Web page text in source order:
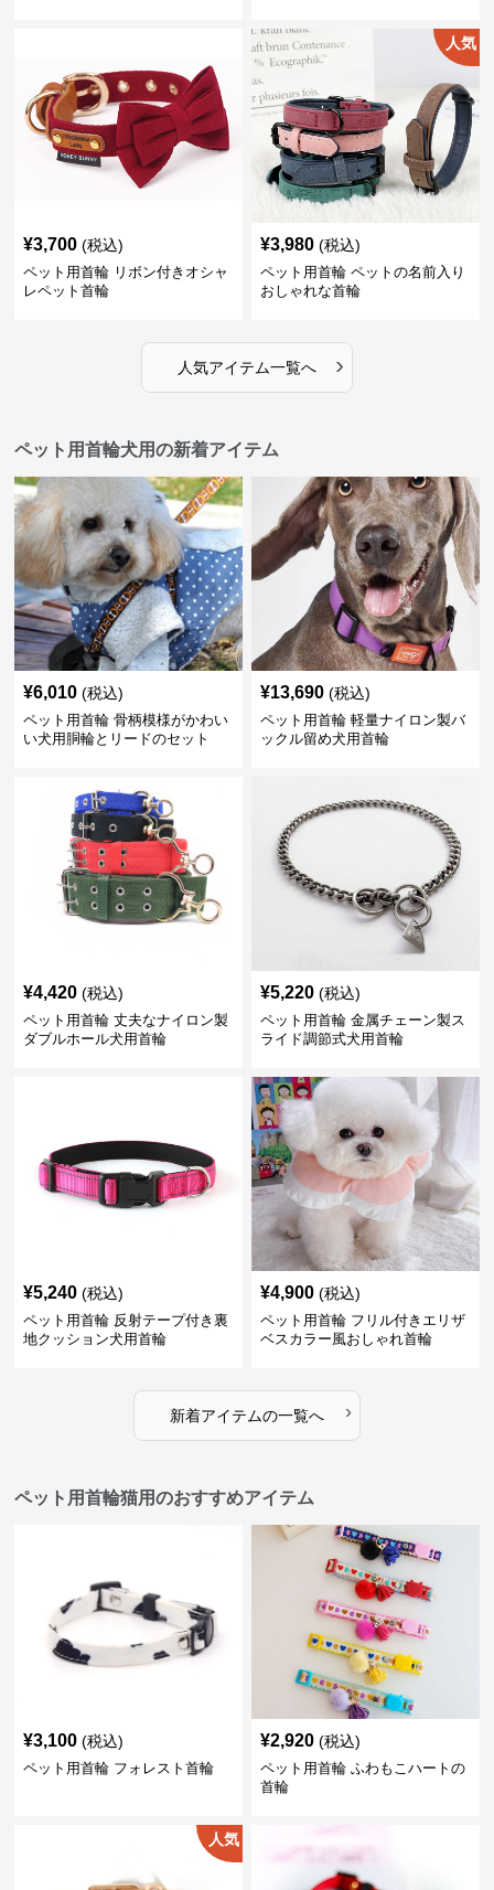
¥3,700 (税込)
ペット用首輪 リボン付きオシャ
レペット首輪
人気
¥3,980 (税込)
ペット用首輪 ペットの名前入り
おしゃれな首輪
人気アイテム一覧へ ›
ペット用首輪犬用の新着アイテム
¥6,010 (税込)
ペット用首輪 骨柄模様がかわい
い犬用胴輪とリードのセット
¥13,690 (税込)
ペット用首輪 軽量ナイロン製バ
ックル留め犬用首輪
¥4,420 (税込)
ペット用首輪 丈夫なナイロン製
ダブルホール犬用首輪
¥5,220 (税込)
ペット用首輪 金属チェーン製ス
ライド調節式犬用首輪
¥5,240 (税込)
ペット用首輪 反射テープ付き裏
地クッション犬用首輪
¥4,900 (税込)
ペット用首輪 フリル付きエリザ
ベスカラー風おしゃれ首輪
新着アイテムの一覧へ ›
ペット用首輪猫用のおすすめアイテム
¥3,100 (税込)
ペット用首輪 フォレスト首輪
¥2,920 (税込)
ペット用首輪 ふわもこハートの
首輪
人気